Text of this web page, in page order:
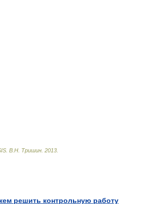
В.Н. Тришин 2013
решить контрольную работу